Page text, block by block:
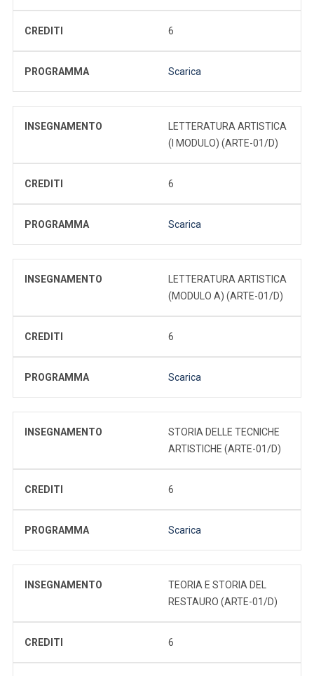
CREDITI 6
PROGRAMMA Scarica
INSEGNAMENTO
LETTERATURA ARTISTICA
(I MODULO) (ARTE-01/D)
CREDITI 6
PROGRAMMA Scarica
INSEGNAMENTO
LETTERATURA ARTISTICA
(MODULO A) (ARTE-01/D)
CREDITI 6
PROGRAMMA Scarica
INSEGNAMENTO
STORIA DELLE TECNICHE
ARTISTICHE (ARTE-01/D)
CREDITI 6
PROGRAMMA Scarica
INSEGNAMENTO
TEORIA E STORIA DEL
RESTAURO (ARTE-01/D)
CREDITI 6